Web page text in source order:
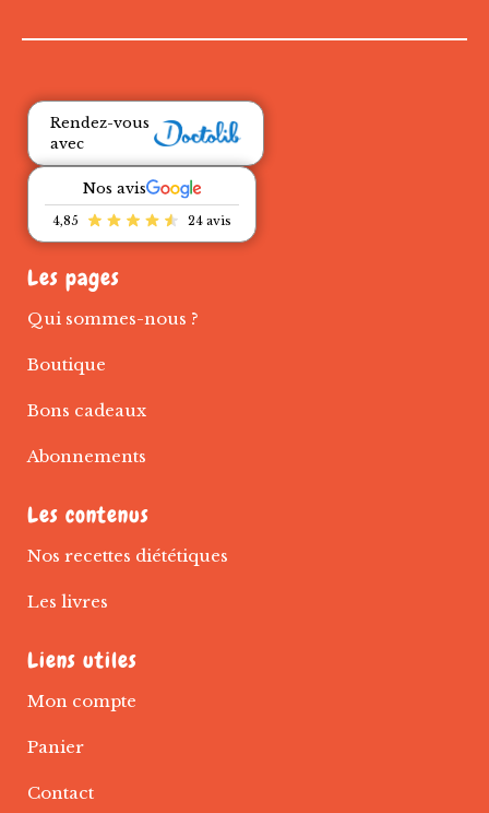
Rendez-vous
avec
Nos avis
4,85 24 avis
Les pages
Qui sommes-nous ?
Boutique
Bons cadeaux
Abonnements
Les contenus
Nos recettes diététiques
Les livres
Liens utiles
Mon compte
Panier
Contact